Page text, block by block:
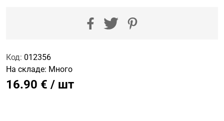
Код: 012356
На складе: Много
16.90 € / шт